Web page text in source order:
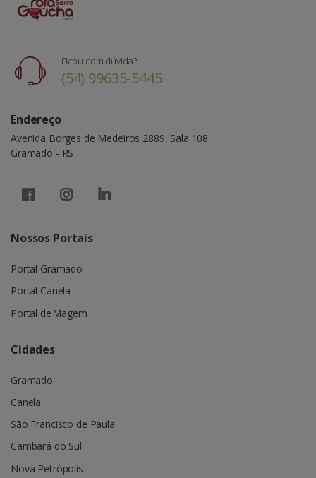
Ficou com dúvida?
(54) 99635-5445
Endereço
Avenida Borges de Medeiros 2889, Sala 108
Gramado - RS
Nossos Portais
Portal Gramado
Portal Canela
Portal de Viagem
Cidades
Gramado
Canela
São Francisco de Paula
Cambará do Sul
Nova Petrópolis